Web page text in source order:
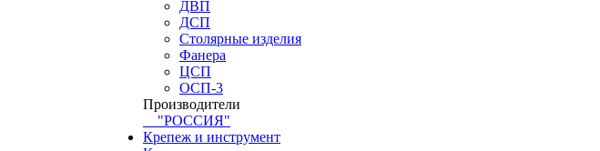
ДВП
ДСП
Столярные изделия
Фанера
ЦСП
ОСП-3
Производители
"РОССИЯ"
Крепеж и инструмент